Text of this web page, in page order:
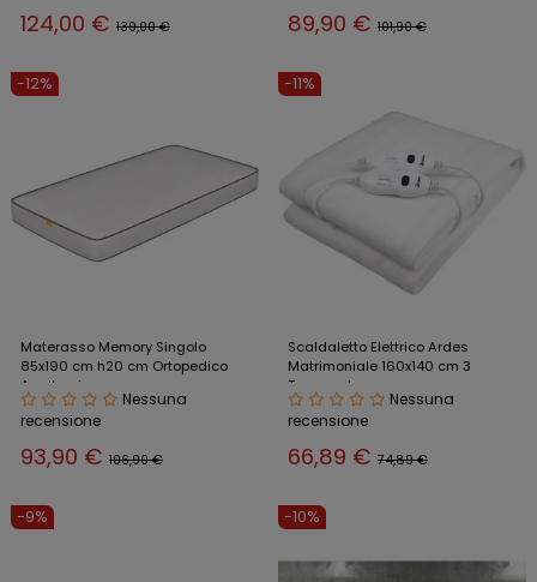
124,00 € 139,00 € 89,90 € 101,90 €
-12%
Materasso Memory Singolo
85x190 cm h20 cm Ortopedico
Anallergico
Nessuna
recensione
93,90 € 106,90 €
-11%
Scaldaletto Elettrico Ardes
Matrimoniale 160x140 cm 3
Temperature
Nessuna
recensione
66,89 € 74,89 €
-9% -10%